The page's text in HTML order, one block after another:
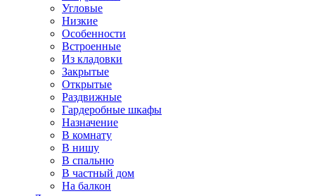
Угловые
Низкие
Особенности
Встроенные
Из кладовки
Закрытые
Открытые
Раздвижные
Гардеробные шкафы
Назначение
В комнату
В нишу
В спальню
В частный дом
На балкон